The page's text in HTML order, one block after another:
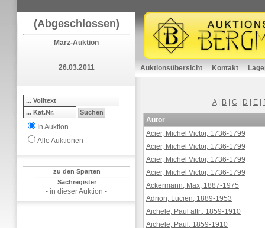
(Abgeschlossen)
März-Auktion
26.03.2011
In Auktion
Alle Auktionen
zu den Sparten
Sachregister
- in dieser Auktion -
Auktionsübersicht Kontakt
A| B C D E
Autor
Acier, Michel Victor, 1736-1799
Acier, Michel Victor, 1736-1799
Acier, Michel Victor, 1736-1799
Acier, Michel Victor, 1736-1799
Ackermann, Max, 1887-1975
Adrion, Lucien, 1889-1953
Aichele, Paul attr., 1859-1910
Aichele, Paul, 1859-1910